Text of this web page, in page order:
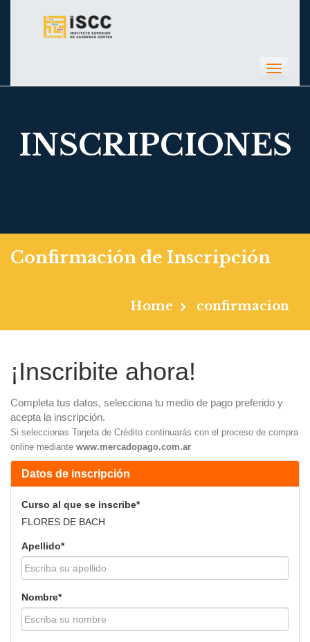
INSCRIPCIONES
Confirmación de Inscripción
Home confirmacion
¡Inscribite ahora!
Completa tus datos, selecciona tu medio de pago preferido y
acepta la inscripción.
Si seleccionas Tarjeta de Crédito continuarás con el proceso de compra
online mediante www.mercadopago.com.ar
Datos de inscripción
Curso al que se inscribe*
FLORES DE BACH
Apellido*
Nombre*